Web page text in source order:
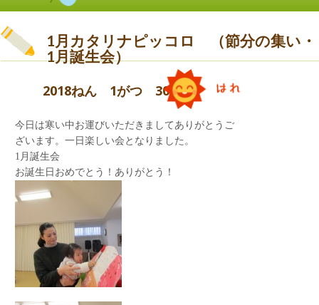
1月カタリナピッコロ （節分の集い・
1月誕生会）
2018ねん 1がつ 30にち
今日は寒い中お運びいただきましてありがとうご
ざいます。一日楽しい会となりました。
1月誕生会
お誕生日おめでとう！ありがとう！